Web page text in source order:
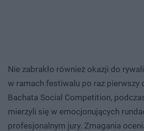
Nie zabrakło również okazji do
w ramach festiwalu po raz pierwszy
Bachata Social Competition,
mierzyli się w emocjonujących
profesjonalnym jury. Zmagania